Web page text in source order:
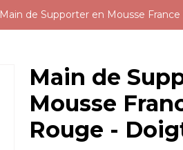
Main de Supporter en Mousse
Main de
Mousse
Rouge -